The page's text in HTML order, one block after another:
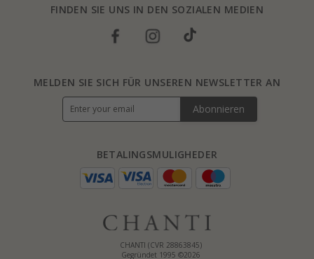
FINDEN SIE UNS IN DEN SOZIALEN MEDIEN
CHANTI (CVR 28863845)
Gegründet 1995 ©2026
BETALINGSMULIGHEDER
MELDEN SIE SICH FÜR UNSEREN NEWSLETTER AN
Abonnieren